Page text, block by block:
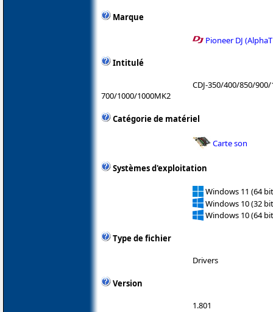
Marque
Pioneer DJ
Intitulé
CDJ-350/400/850/
700/1000/1000MK2
Catégorie de matériel
Carte son
Systèmes d'exploitation
Windows 11 (64
Windows 10 (32
Windows 10 (64
Type de fichier
Drivers
Version
1.801